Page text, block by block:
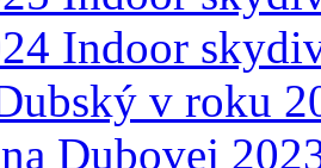
Indoor
v roku
Dubovej